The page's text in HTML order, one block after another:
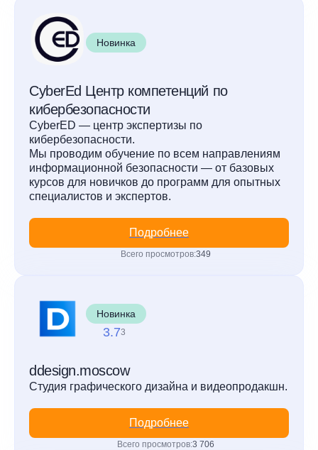
Новинка
CyberEd Центр компетенций по
кибербезопасности
CyberED — центр экспертизы по
кибербезопасности.
Мы проводим обучение по всем направлениям
информационной безопасности — от базовых
курсов для новичков до программ для опытных
специалистов и экспертов.
Подробнее
Всего просмотров:349
Новинка
3.73
ddesign.moscow
Студия графического дизайна и видеопродакшн.
Подробнее
Всего просмотров:3 706